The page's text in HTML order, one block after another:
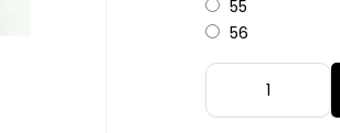
55
56